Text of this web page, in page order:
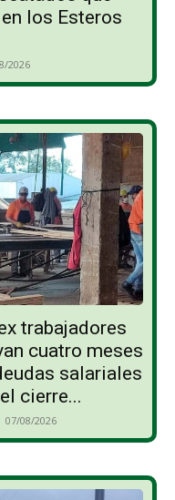
los Esteros
2026
trabajadores
cuatro meses
salariales
cierre...
07/08/2026